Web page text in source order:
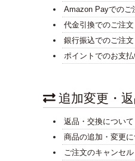
Amazon Payでのご
代金引換でのご注文
銀行振込でのご注文
ポイントでのお支
追加変更・
返品・交換について
商品の追加・変更
ご注文のキャンセル